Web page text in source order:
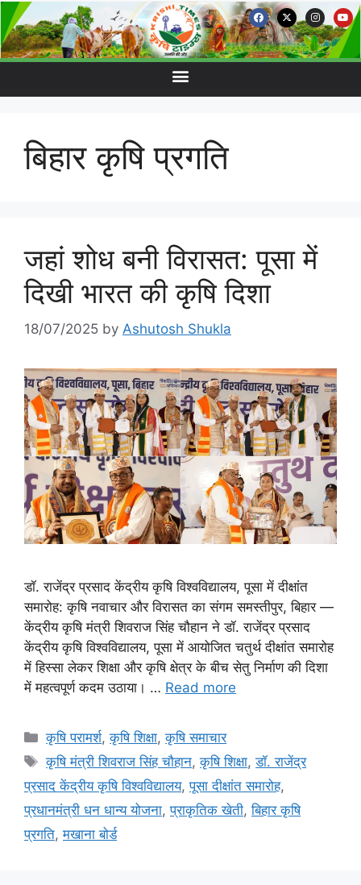
बिहार कृषि प्रगति
जहां शोध बनी विरासत: पूसा में
दिखी भारत की कृषि दिशा
18/07/2025 by Ashutosh Shukla
डॉ. राजेंद्र प्रसाद केंद्रीय कृषि विश्वविद्यालय, पूसा में दीक्षांत
समारोह: कृषि नवाचार और विरासत का संगम समस्तीपुर, बिहार —
केंद्रीय कृषि मंत्री शिवराज सिंह चौहान ने डॉ. राजेंद्र प्रसाद
केंद्रीय कृषि विश्वविद्यालय, पूसा में आयोजित चतुर्थ दीक्षांत समारोह
में हिस्सा लेकर शिक्षा और कृषि क्षेत्र के बीच सेतु निर्माण की दिशा
में महत्वपूर्ण कदम उठाया। … Read more
कृषि परामर्श,कृषि शिक्षा,कृषि समाचार
कृषि मंत्री शिवराज सिंह चौहान,कृषि शिक्षा,डॉ. राजेंद्र
प्रसाद केंद्रीय कृषि विश्वविद्यालय,पूसा दीक्षांत समारोह,
प्रधानमंत्री धन धान्य योजना,प्राकृतिक खेती,बिहार कृषि
प्रगति,मखाना बोर्ड